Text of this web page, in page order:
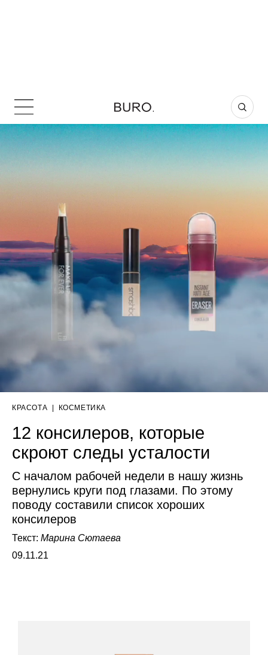
КРАСОТА КОСМЕТИКА
12 консилеров, которые
скроют следы усталости
С началом рабочей недели в нашу жизнь
вернулись круги под глазами. По этому
поводу составили список хороших
консилеров
Текст: Марина Сютаева
09.11.21